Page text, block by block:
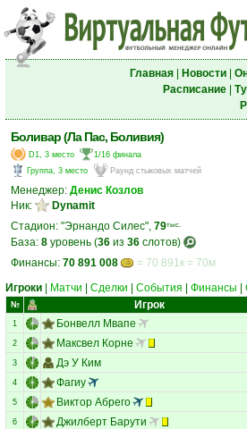
Главная| Новости|
Расписание|
Боливар (Ла Пас, Боливия)
D1, 3 место
1/16 финала
Группа, 3 место
Раунд стыковых матчей
Менеджер: Денис Козлов
Ник:
Dynamit
Стадион: "Эрнандо Силес", 79тыс.
База: 8 уровень (36 из 36 слотов)
Финансы: 70 891 008
= 70 891к = 70м
Игроки
Матчи Сделки События Финансы
№ Игрок
1 Бонвелл Мвапе
2 Максвел Корне
3 Дэ У Ким
4 Фагиу
5 Виктор Абрего
6 Джилберт Барути